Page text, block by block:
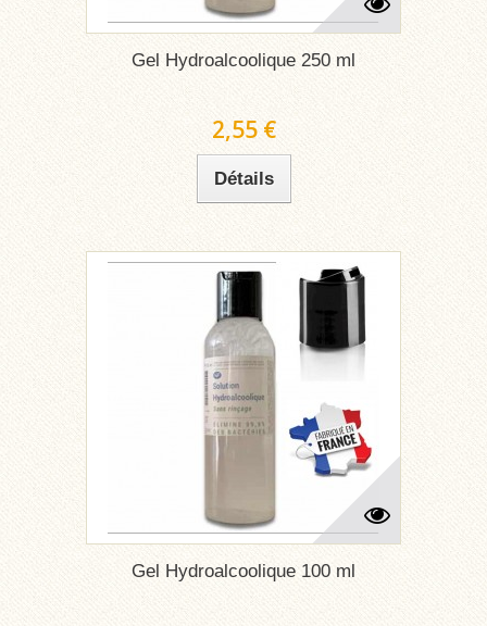
Gel Hydroalcoolique 250 ml
2,55 €
Détails
Gel Hydroalcoolique 100 ml